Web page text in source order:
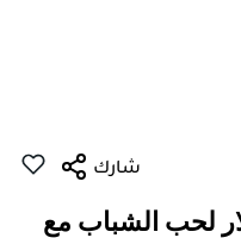
شارك
لحب الشباب مع